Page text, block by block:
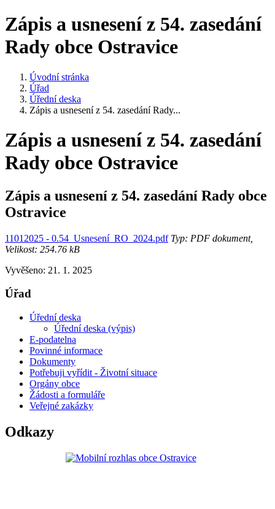
Zápis a usnesení z 54. zasedání
Rady obce Ostravice
Úvodní stránka
Úřad
Úřední deska
Zápis a usnesení z 54. zasedání Rady...
Zápis a usnesení z 54. zasedání
Rady obce Ostravice
Zápis a usnesení z 54. zasedání Rady obce
Ostravice
11012025 - 0.54_Usnesení_RO_2024.pdfTyp: PDF dokument,
Velikost: 254.76 kB
Vyvěšeno: 21. 1. 2025
Úřad
Úřední deska
Úřední deska (výpis)
E-podatelna
Povinné informace
Dokumenty
Potřebuji vyřídit - Životní situace
Orgány obce
Žádosti a formuláře
Veřejné zakázky
Odkazy